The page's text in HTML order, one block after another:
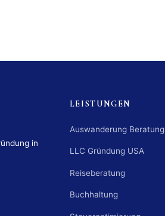
in
LEISTUNGEN
Auswanderung Beratung
LLC Gründung USA
Reiseberatung
Buchhaltung